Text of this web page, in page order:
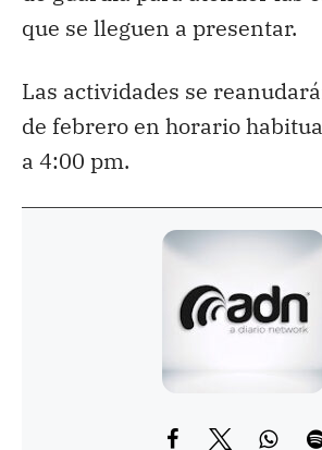
que se lleguen a presentar.
Las actividades se
de febrero en horario
a 4:00 pm.